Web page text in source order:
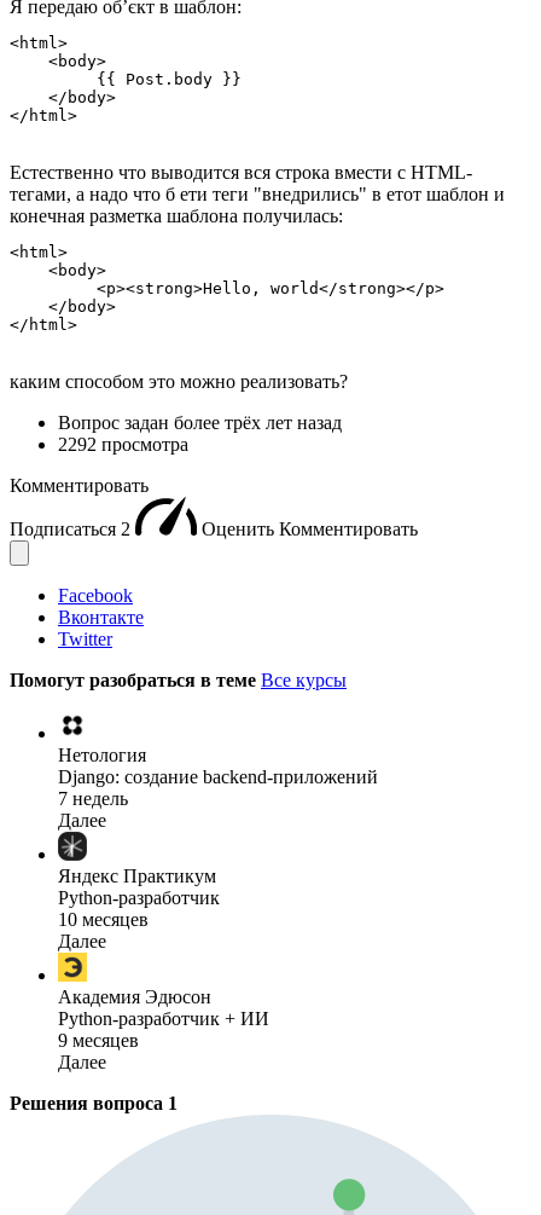
Я передаю об’єкт в шаблон:
<html>
    <body>
         {{ Post.body }}
    </body>
</html>
Естественно что выводится вся строка вмести с HTML-
тегами, а надо что б ети теги "внедрились" в етот шаблон и
конечная разметка шаблона получилась:
<html>
    <body>
         <p><strong>Hello, world</strong></p>
    </body>
</html>
каким способом это можно реализовать?
Вопрос задан более трёх лет назад
2292 просмотра
Комментировать
Подписаться 2 Оценить Комментировать
Facebook
Вконтакте
Twitter
Помогут разобраться в теме Все курсы
Нетология
Django: создание backend-приложений
7 недель
Далее
Яндекс Практикум
Python-разработчик
10 месяцев
Далее
Академия Эдюсон
Python-разработчик + ИИ
9 месяцев
Далее
Решения вопроса 1